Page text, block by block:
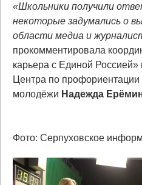
«Школьники получили
некоторые задумались о
области медиа и
прокомментировала
карьера с Единой
Центра по профориентации
молодёжи Надежда
Фото: Серпуховское